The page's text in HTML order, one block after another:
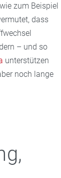
zum Beispiel
dass
– und so
unterstützen
noch lange